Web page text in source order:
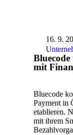
16. 9.
mit
Bluecode
Payment in
etablieren.
mit ihrem